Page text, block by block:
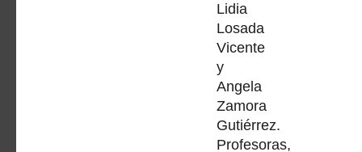
Lidia
Losada
Vicente
y
Angela
Zamora
Gutiérrez.
Profesoras,